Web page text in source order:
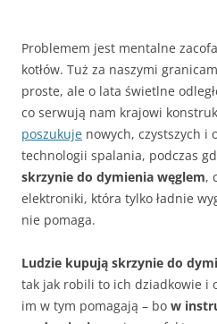
Problemem jest mentalne
kotłów. Tuż za naszymi
proste, ale o lata świetlne
co serwują nam krajowi
poszukuje nowych, czystszych i
technologii spalania, podczas
skrzynie do dymienia węglem,
elektroniki, która tylko ładnie
nie pomaga.
Ludzie kupują skrzynie do
tak jak robili to ich dziadkowie i
im w tym pomagają – bo w